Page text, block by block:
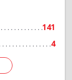
141
4